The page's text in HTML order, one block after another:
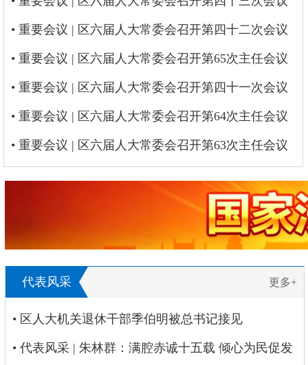
• 重要会议 | 区六届人大常委会召开第四十二次会议
• 重要会议 | 区六届人大常委会召开第65次主任会议
• 重要会议 | 区六届人大常委会召开第四十一次会议
• 重要会议 | 区六届人大常委会召开第64次主任会议
• 重要会议 | 区六届人大常委会召开第63次主任会议
代表风采 更多+
• 区人大机关退休干部季伯明被总书记接见
• 代表风采 | 朱林群：满腔赤诚十五载 倾心为民促发